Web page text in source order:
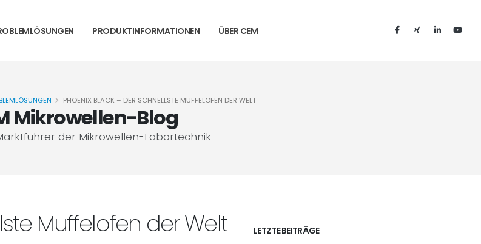
PRODUKTINFORMATIONEN ÜBER CEM
Mikrowellen-Blog
der Mikrowellen-Labortechnik
PHOENIX BLACK – DER SCHNELLSTE MUFFELOFEN DER WELT
LETZTE BEITRÄGE
Muffelofen der Welt